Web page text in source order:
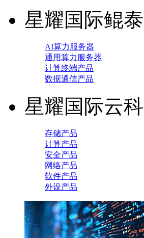
星耀国际鲲泰
AI算力服务器
通用算力服务器
计算终端产品
数据通信产品
星耀国际云科
存储产品
计算产品
安全产品
网络产品
软件产品
外设产品